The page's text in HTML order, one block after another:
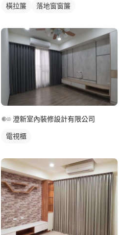
橫拉簾 落地窗窗簾
澄新室內裝修設計有限公司
電視櫃